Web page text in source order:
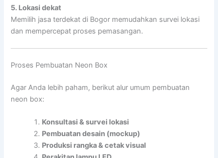
5. Lokasi dekat
Memilih jasa terdekat di Bogor memudahkan survei lokasi
dan mempercepat proses pemasangan.
Proses Pembuatan Neon Box
Agar Anda lebih paham, berikut alur umum pembuatan
neon box:
Konsultasi & survei lokasi
Pembuatan desain (mockup)
Produksi rangka & cetak visual